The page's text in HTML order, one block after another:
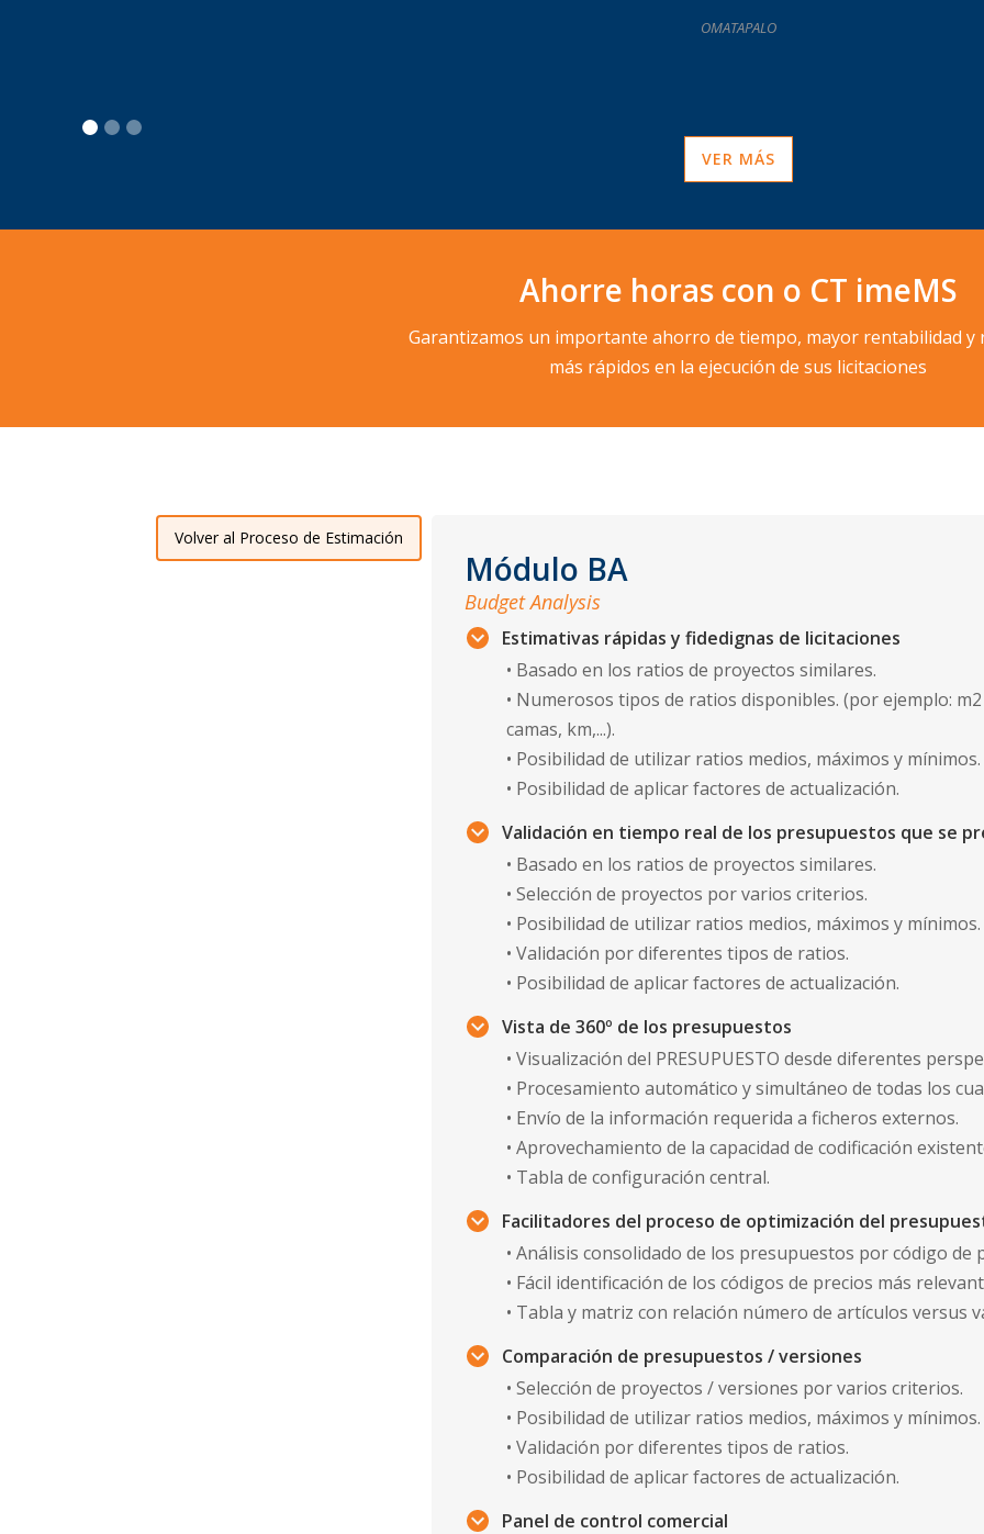
OMATAPALO
VER MÁS
Ahorre horas con o CT imeMS
Garantizamos un importante ahorro de tiempo, mayor rentabilidad y
más rápidos en la ejecución de sus licitaciones
Volver al Proceso de Estimación
Módulo BA
Budget Analysis
Estimativas rápidas y fidedignas de licitaciones
• Basado en los ratios de proyectos similares.
• Numerosos tipos de ratios disponibles. (por ejemplo:
camas, km,...).
• Posibilidad de utilizar ratios medios, máximos y mí­nimos.
• Posibilidad de aplicar factores de actualización.
Validación en tiempo real de los presupuestos que se
• Basado en los ratios de proyectos similares.
• Selección de proyectos por varios criterios.
• Posibilidad de utilizar ratios medios, máximos y mínimos.
• Validación por diferentes tipos de ratios.
• Posibilidad de aplicar factores de actualización.
Vista de 360º de los presupuestos
• Visualización del PRESUPUESTO desde diferentes
• Procesamiento automático y simultáneo de todas los
• Envío de la información requerida a ficheros externos.
• Aprovechamiento de la capacidad de codificación
• Tabla de configuración central.
Facilitadores del proceso de optimización del
• Análisis consolidado de los presupuestos por código de
• Fácil identificación de los códigos de precios más
• Tabla y matriz con relación número de artí­culos versus
Comparación de presupuestos / versiones
• Selección de proyectos / versiones por varios criterios.
• Posibilidad de utilizar ratios medios, máximos y mínimos.
• Validación por diferentes tipos de ratios.
• Posibilidad de aplicar factores de actualización.
Panel de control comercial